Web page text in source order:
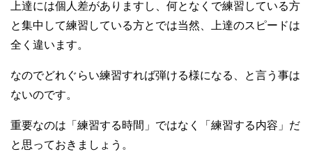
上達には個人差がありますし、何となくで練習している方
と集中して練習している方とでは当然、上達のスピードは
全く違います。
なのでどれぐらい練習すれば弾ける様になる、と言う事は
ないのです。
重要なのは「練習する時間」ではなく「練習する内容」だ
と思っておきましょう。